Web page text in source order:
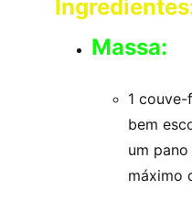
Massa:
1
bem
um
máximo